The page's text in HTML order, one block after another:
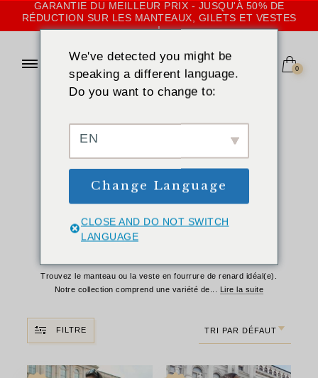
GARANTIE DU MEILLEUR PRIX - JUSQU'À 50% DE
RÉDUCTION SUR LES MANTEAUX, GILETS ET VESTES
!
0
Manteaux, gilets
et vestes en
fourrure de
renard pour
femmes
Trouvez le manteau ou la veste en fourrure de renard idéal(e).
Notre collection comprend une variété de
Lire la suite
FILTRE TRI PAR DÉFAUT
We've detected you might be
speaking a different language.
Do you want to change to:
EN
Change Language
CLOSE AND DO NOT SWITCH
LANGUAGE